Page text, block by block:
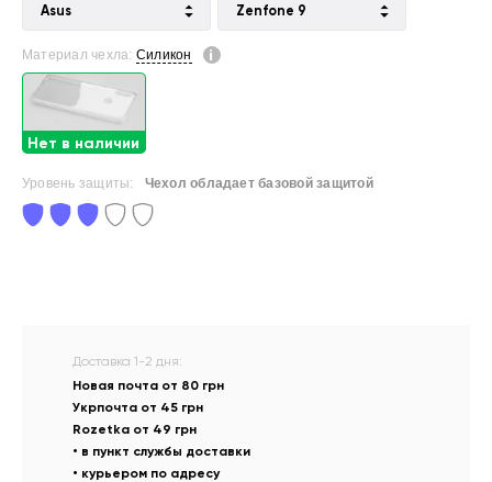
Asus Zenfone 9
Материал чехла: Силикон
Нет в наличии
Уровень защиты: Чехол обладает базовой защитой
Доставка 1-2 дня:
Новая почта от 80 грн
Укрпочта от 45 грн
Rozetka от 49 грн
• в пункт службы доставки
• курьером по адресу